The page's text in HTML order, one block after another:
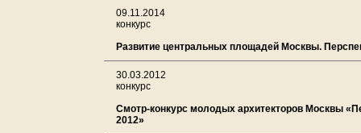
09.11.2014
конкурс
Развитие центральных площадей Москвы.
30.03.2012
конкурс
Смотр-конкурс молодых архитекторов Москвы
2012»